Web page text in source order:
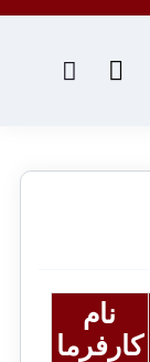
نام
کارفرما